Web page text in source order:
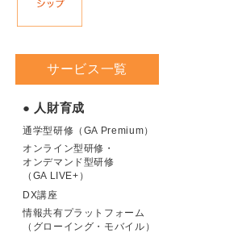
サービス一覧
● 人財育成
通学型研修（GA Premium）
オンライン型研修・
オンデマンド型研修
（GA LIVE+）
DX講座
情報共有プラットフォーム
（グローイング・モバイル）